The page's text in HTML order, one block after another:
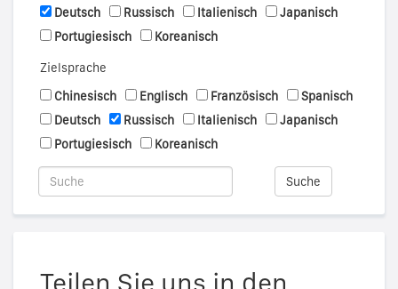
Deutsch
Russisch Italienisch
Japanisch
Portugiesisch
Koreanisch
Zielsprache
Chinesisch
Englisch Französisch
Spanisch
Deutsch
Russisch Italienisch
Japanisch
Portugiesisch
Koreanisch
Suche
Teilen Sie uns in den